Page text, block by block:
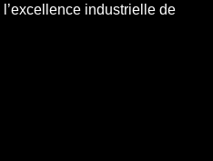
l’excellence industrielle de